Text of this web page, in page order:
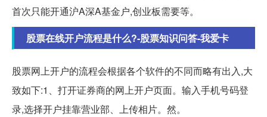
首次只能开通沪A深A基金户,创业板需要等。
股票在线开户流程是什么?-股票知识问答-我爱卡
股票网上开户的流程会根据各个软件的不同而略有出入,大
致如下:1、打开证券商的网上开户页面。输入手机号码登
录,选择开户挂靠营业部、上传相片。然。